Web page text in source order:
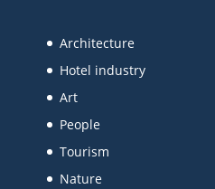
Architecture
Hotel industry
Art
People
Tourism
Nature